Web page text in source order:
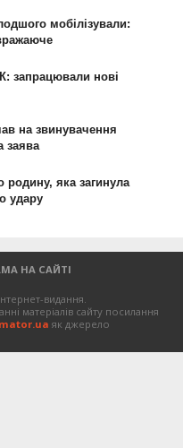
НА САЙТІ
видання.
матеріалів сайту посилання
як джерело